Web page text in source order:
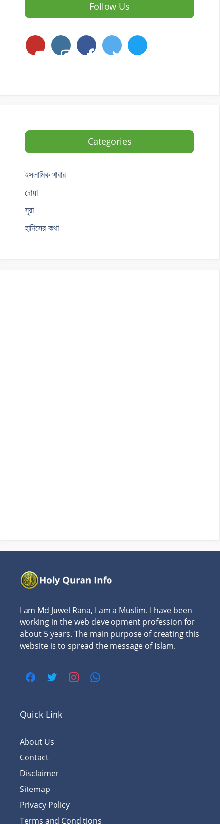
Follow Us
Categories
ইসলামিক খাবার
দোয়া
সূরা
হাদিসের কথা
I am Md Juwel Rana, I am a Muslim. I have been
working in the web development profession for
about 5 years. The main purpose of creating this
website is to spread the message of Islam.
Quick Link
About Us
Contact
Disclaimer
Sitemap
Privacy Policy
Terms and Conditions